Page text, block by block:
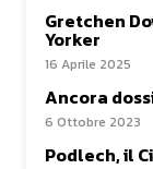
Gretchen
Yorker
16 Aprile 2025
Ancora
6 Ottobre 2023
Podlech, il